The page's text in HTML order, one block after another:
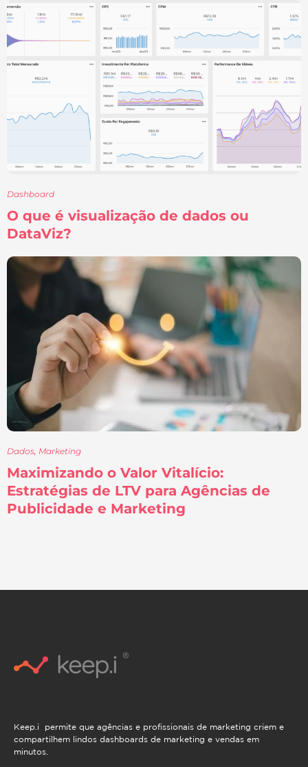
Dashboard
O que é visualização de dados ou
DataViz?
Dados, Marketing
Maximizando o Valor Vitalício:
Estratégias de LTV para Agências de
Publicidade e Marketing
Keep.i permite que agências e profissionais de marketing criem e
compartilhem lindos dashboards de marketing e vendas em
minutos.